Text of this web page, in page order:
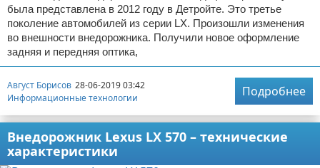
была представлена в 2012 году в Детройте. Это третье
поколение автомобилей из серии LX. Произошли изменения
во внешности внедорожника. Получили новое оформление
задняя и передняя оптика,
Август Борисов 28-06-2019 03:42
Информационные технологии
Подробнее
Внедорожник Lexus LX 570 – технические
характеристики